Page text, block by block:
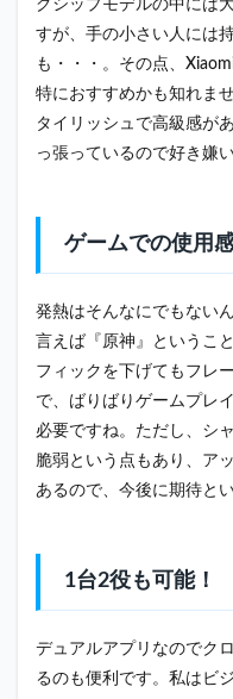
ホ 良
い評
判
4.2
シャ
オミ
判
5
め
グシップモデルの中には
すが、手の小さい人には
も・・・。その点、
特におすすめかも知れま
タイリッシュで高級感が
っ張っているので好き嫌
ゲームでの使用
発熱はそんなにでもない
言えば『原神』というこ
フィックを下げてもフレ
で、ばりばりゲームプレ
必要ですね。ただし、シ
脆弱という点もあり、ア
あるので、今後に期待と
1台2役も可能！
デュアルアプリなのでク
るのも便利です。私はビ